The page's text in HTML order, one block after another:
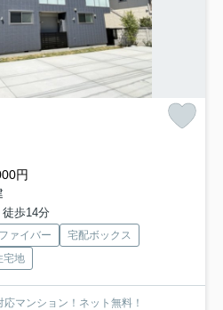
円
歩14分
ァイバー
宅配ボックス
宅地
マンション！ネット無料！